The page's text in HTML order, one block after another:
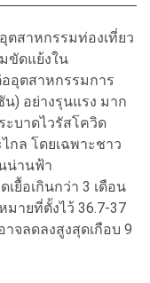
สาหกรรมท่องเที่ยว
ขัดแย้งใน
อุตสาหกรรมการ
น) อย่างรุนแรง มาก
บาดไวรัสโควิด
กล โดยเฉพาะชาว
น่านฟ้า
ยื้อเกินกว่า 3 เดือน
มายที่ตั้งไว้ 36.7-37
จลดลงสูงสุดเกือบ 9